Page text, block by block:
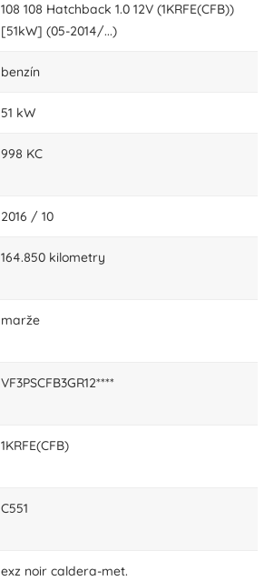
108 108 Hatchback 1.0 12V (1KRFE(CFB))
[51kW] (05-2014/...)
benzín
51 kW
998 KC
2016 / 10
164.850 kilometry
marže
VF3PSCFB3GR12****
1KRFE(CFB)
C551
exz noir caldera-met.